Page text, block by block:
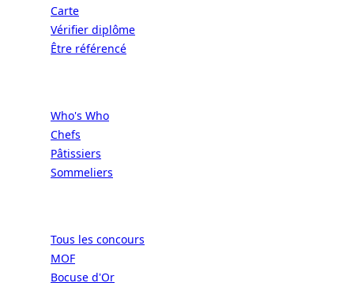
Carte
Vérifier diplôme
Être référencé
Who's Who
Chefs
Pâtissiers
Sommeliers
Tous les concours
MOF
Bocuse d'Or